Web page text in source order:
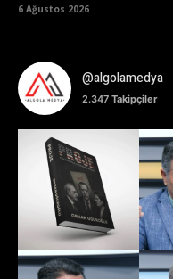
6 Ağustos 2026
@algolamedya
2.347 Takipçiler